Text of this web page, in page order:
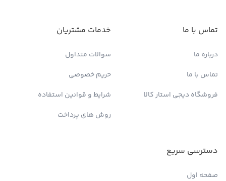
تماس با ما
درباره ما
تماس با ما
فروشگاه دیجی استار کالا
خدمات مشتریان
سوالات متداول
حریم خصوصی
شرایط و قوانین استفاده
روش های پرداخت
دسترسی سریع
صفحه اول